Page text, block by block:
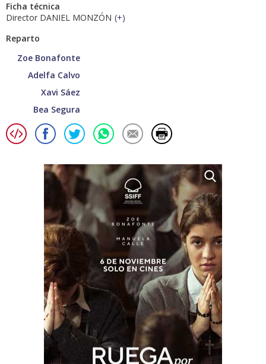
Ficha técnica
Director DANIEL MONZÓN (+)
Reparto
Zoe Bonafonte
Adelfa Calvo
Xavi Sáez
Bea Segura